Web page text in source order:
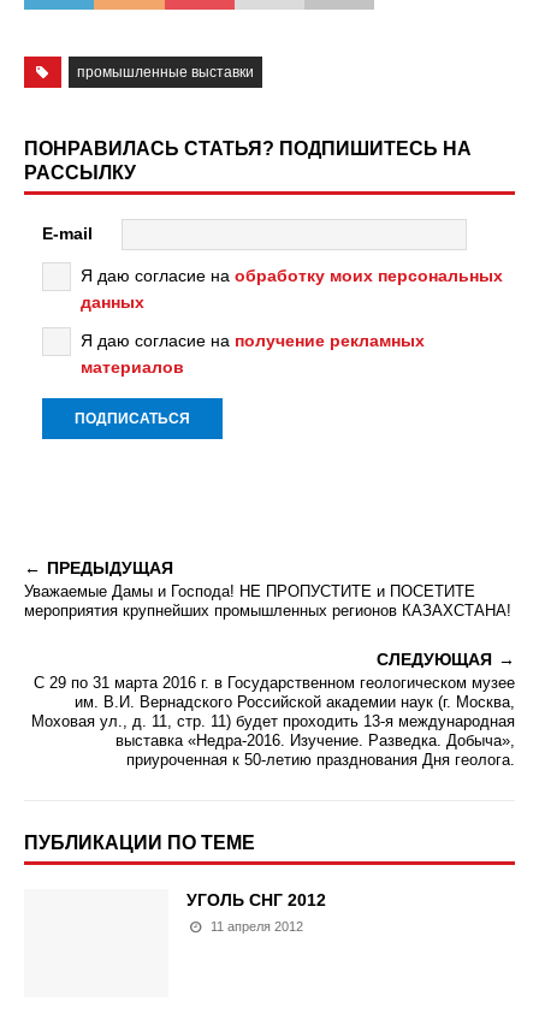
промышленные выставки
ПОНРАВИЛАСЬ СТАТЬЯ? ПОДПИШИТЕСЬ НА
РАССЫЛКУ
E-mail
Я даю согласие на обработку моих персональных
данных
Я даю согласие на получение рекламных
материалов
ПРЕДЫДУЩАЯ
Уважаемые Дамы и Господа! НЕ ПРОПУСТИТЕ и ПОСЕТИТЕ
мероприятия крупнейших промышленных регионов КАЗАХСТАНА!
СЛЕДУЮЩАЯ
С 29 по 31 марта 2016 г. в Государственном геологическом музее
им. В.И. Вернадского Российской академии наук (г. Москва,
Моховая ул., д. 11, стр. 11) будет проходить 13-я международная
выставка «Недра-2016. Изучение. Разведка. Добыча»,
приуроченная к 50-летию празднования Дня геолога.
ПУБЛИКАЦИИ ПО ТЕМЕ
УГОЛЬ СНГ 2012
11 апреля 2012